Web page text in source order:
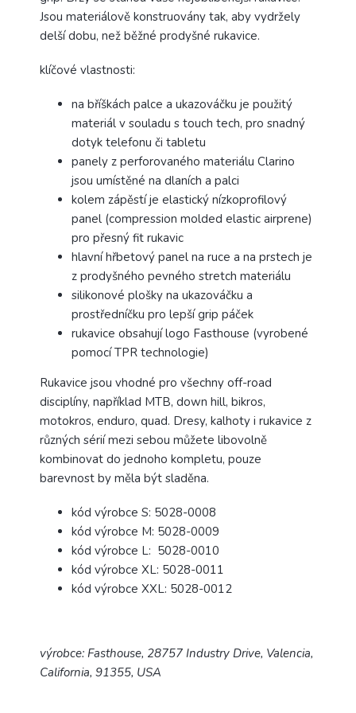
Jsou materiálově konstruovány tak, aby vydržely
delší dobu, než běžné prodyšné rukavice.
klíčové vlastnosti:
na bříškách palce a ukazováčku je použitý
materiál v souladu s touch tech, pro snadný
dotyk telefonu či tabletu
panely z perforovaného materiálu Clarino
jsou umístěné na dlaních a palci
kolem zápěstí je elastický nízkoprofilový
panel (compression molded elastic airprene)
pro přesný fit rukavic
hlavní hřbetový panel na ruce a na prstech je
z prodyšného pevného stretch materiálu
silikonové plošky na ukazováčku a
prostředníčku pro lepší grip páček
rukavice obsahují logo Fasthouse (vyrobené
pomocí TPR technologie)
Rukavice jsou vhodné pro všechny off-road
disciplíny, například MTB, down hill, bikros,
motokros, enduro, quad. Dresy, kalhoty i rukavice z
různých sérií mezi sebou můžete libovolně
kombinovat do jednoho kompletu, pouze
barevnost by měla být sladěna.
kód výrobce S: 5028-0008
kód výrobce M: 5028-0009
kód výrobce L: 5028-0010
kód výrobce XL: 5028-0011
kód výrobce XXL: 5028-0012
výrobce: Fasthouse, 28757 Industry Drive, Valencia,
California, 91355, USA